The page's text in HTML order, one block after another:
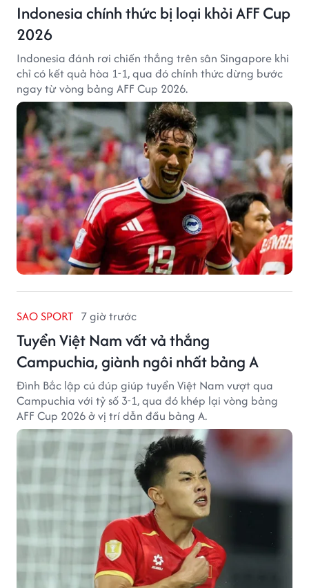
Indonesia chính thức bị loại khỏi AFF Cup
2026
Indonesia đánh rơi chiến thắng trên sân Singapore khi
chỉ có kết quả hòa 1-1, qua đó chính thức dừng bước
ngay từ vòng bảng AFF Cup 2026.
SAO SPORT 7 giờ trước
Tuyển Việt Nam vất vả thắng
Campuchia, giành ngôi nhất bảng A
Đình Bắc lập cú đúp giúp tuyển Việt Nam vượt qua
Campuchia với tỷ số 3-1, qua đó khép lại vòng bảng
AFF Cup 2026 ở vị trí dẫn đầu bảng A.